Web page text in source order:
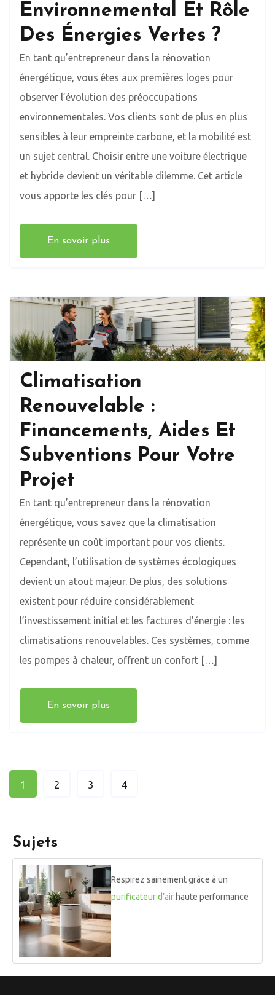
Environnemental Et Rôle
Des Énergies Vertes ?
En tant qu’entrepreneur dans la rénovation
énergétique, vous êtes aux premières loges pour
observer l’évolution des préoccupations
environnementales. Vos clients sont de plus en plus
sensibles à leur empreinte carbone, et la mobilité est
un sujet central. Choisir entre une voiture électrique
et hybride devient un véritable dilemme. Cet article
vous apporte les clés pour […]
En savoir plus
Climatisation
Renouvelable :
Financements, Aides Et
Subventions Pour Votre
Projet
En tant qu’entrepreneur dans la rénovation
énergétique, vous savez que la climatisation
représente un coût important pour vos clients.
Cependant, l’utilisation de systèmes écologiques
devient un atout majeur. De plus, des solutions
existent pour réduire considérablement
l’investissement initial et les factures d’énergie : les
climatisations renouvelables. Ces systèmes, comme
les pompes à chaleur, offrent un confort […]
En savoir plus
1 2 3 4
Sujets
Respirez sainement grâce à un
purificateur d’air haute performance